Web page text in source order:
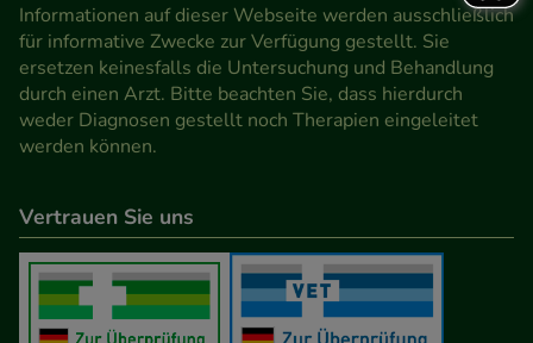
Informationen auf dieser Webseite werden ausschließlich
für informative Zwecke zur Verfügung gestellt. Sie
ersetzen keinesfalls die Untersuchung und Behandlung
durch einen Arzt. Bitte beachten Sie, dass hierdurch
weder Diagnosen gestellt noch Therapien eingeleitet
werden können.
Vertrauen Sie uns